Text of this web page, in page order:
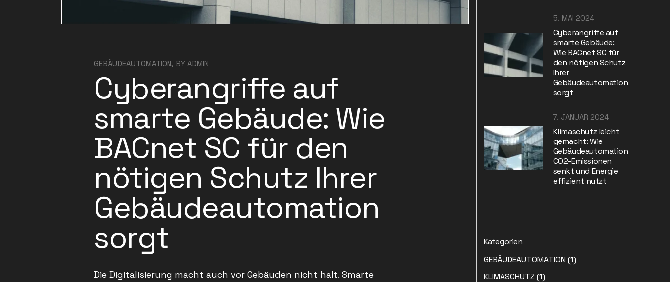
GEBÄUDEAUTOMATION BY ADMIN
Cyberangriffe auf
smarte Gebäude: Wie
BACnet SC für den
nötigen Schutz Ihrer
Gebäudeautomation
sorgt
Die Digitalisierung macht auch vor Gebäuden nicht halt. Smarte
5. MAI 2024
Cyberangriffe auf
smarte Gebäude:
Wie BACnet SC für
den nötigen Schutz
Ihrer
Gebäudeautomation
sorgt
7. JANUAR 2024
Klimaschutz leicht
gemacht: Wie
Gebäudeautomation
CO2-Emissionen
senkt und Energie
effizient nutzt
Kategorien
GEBÄUDEAUTOMATION (1)
KLIMASCHUTZ(1)